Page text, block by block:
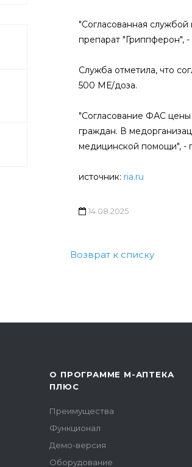
"Согласованная
препарат "Гриппферон", -
Служба отметила, что
500 МЕ/доза.
"Согласование ФАС цены
граждан. В
медицинской помощи", -
источник: ria.ru
14.08.2025
Возврат к списку
О ПРОГРАММЕ М-АПТЕКА
ПЛЮС
Преимущества
Функционал
Демо-версия
Оборудование